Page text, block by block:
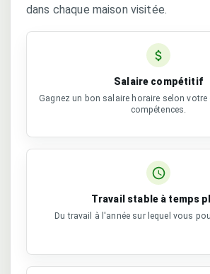
dans chaque maison visitée.
Salaire compétitif
Gagnez un bon salaire horaire selon votre
compétences.
Travail stable à temps
Du travail à l'année sur lequel vous